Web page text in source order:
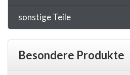
sonstige Teile
Besondere Produkte